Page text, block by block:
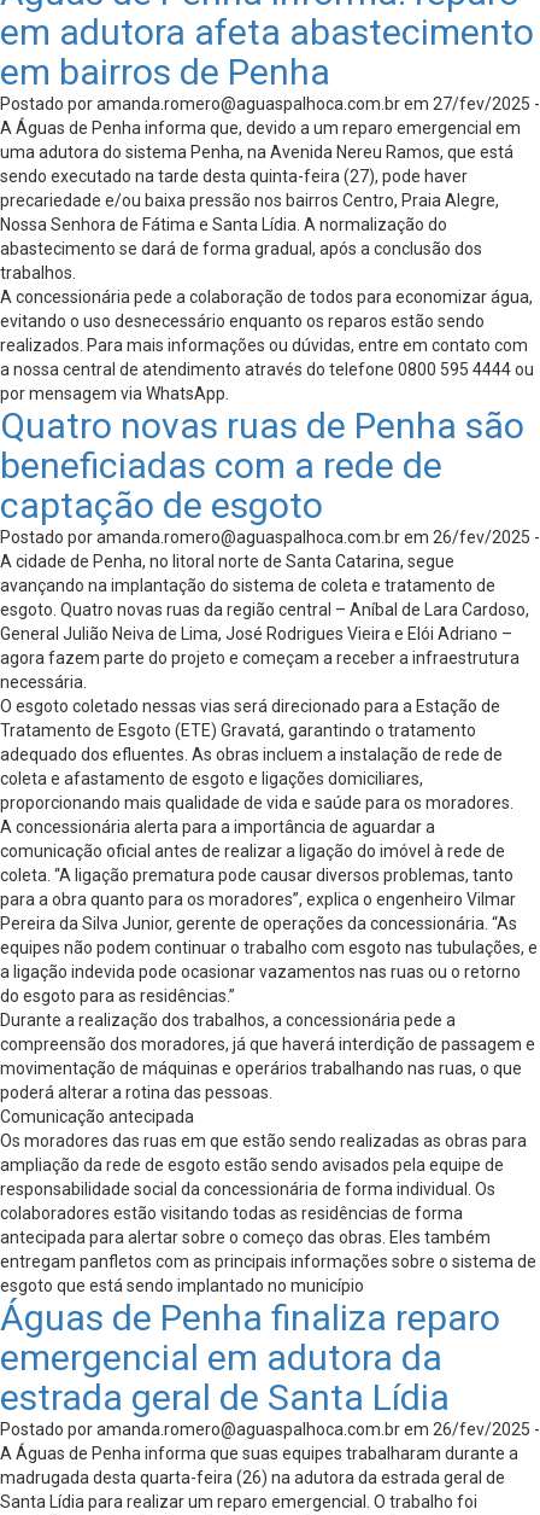
em adutora afeta abastecimento
em bairros de Penha
Postado poramanda.romero@aguaspalhoca.com.brem 27/fev/2025 -
A Águas de Penha informa que, devido a um reparo emergencial em
uma adutora do sistema Penha, na Avenida Nereu Ramos, que está
sendo executado na tarde desta quinta-feira (27), pode haver
precariedade e/ou baixa pressão nos bairros Centro, Praia Alegre,
Nossa Senhora de Fátima e Santa Lídia. A normalização do
abastecimento se dará de forma gradual, após a conclusão dos
trabalhos.
A concessionária pede a colaboração de todos para economizar água,
evitando o uso desnecessário enquanto os reparos estão sendo
realizados. Para mais informações ou dúvidas, entre em contato com
a nossa central de atendimento através do telefone 0800 595 4444 ou
por mensagem via WhatsApp.
Quatro novas ruas de Penha são
beneficiadas com a rede de
captação de esgoto
Postado poramanda.romero@aguaspalhoca.com.brem 26/fev/2025 -
A cidade de Penha, no litoral norte de Santa Catarina, segue
avançando na implantação do sistema de coleta e tratamento de
esgoto. Quatro novas ruas da região central – Aníbal de Lara Cardoso,
General Julião Neiva de Lima, José Rodrigues Vieira e Elói Adriano –
agora fazem parte do projeto e começam a receber a infraestrutura
necessária.
O esgoto coletado nessas vias será direcionado para a Estação de
Tratamento de Esgoto (ETE) Gravatá, garantindo o tratamento
adequado dos efluentes. As obras incluem a instalação de rede de
coleta e afastamento de esgoto e ligações domiciliares,
proporcionando mais qualidade de vida e saúde para os moradores.
A concessionária alerta para a importância de aguardar a
comunicação oficial antes de realizar a ligação do imóvel à rede de
coleta. “A ligação prematura pode causar diversos problemas, tanto
para a obra quanto para os moradores”, explica o engenheiro Vilmar
Pereira da Silva Junior, gerente de operações da concessionária. “As
equipes não podem continuar o trabalho com esgoto nas tubulações, e
a ligação indevida pode ocasionar vazamentos nas ruas ou o retorno
do esgoto para as residências.”
Durante a realização dos trabalhos, a concessionária pede a
compreensão dos moradores, já que haverá interdição de passagem e
movimentação de máquinas e operários trabalhando nas ruas, o que
poderá alterar a rotina das pessoas.
Comunicação antecipada
Os moradores das ruas em que estão sendo realizadas as obras para
ampliação da rede de esgoto estão sendo avisados pela equipe de
responsabilidade social da concessionária de forma individual. Os
colaboradores estão visitando todas as residências de forma
antecipada para alertar sobre o começo das obras. Eles também
entregam panfletos com as principais informações sobre o sistema de
esgoto que está sendo implantado no município
Águas de Penha finaliza reparo
emergencial em adutora da
estrada geral de Santa Lídia
Postado poramanda.romero@aguaspalhoca.com.brem 26/fev/2025 -
A Águas de Penha informa que suas equipes trabalharam durante a
madrugada desta quarta-feira (26) na adutora da estrada geral de
Santa Lídia para realizar um reparo emergencial. O trabalho foi